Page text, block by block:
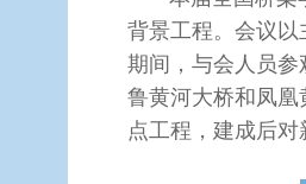
背景工程。会议
期间，与会人员
鲁黄河大桥和凤
点工程，建成后